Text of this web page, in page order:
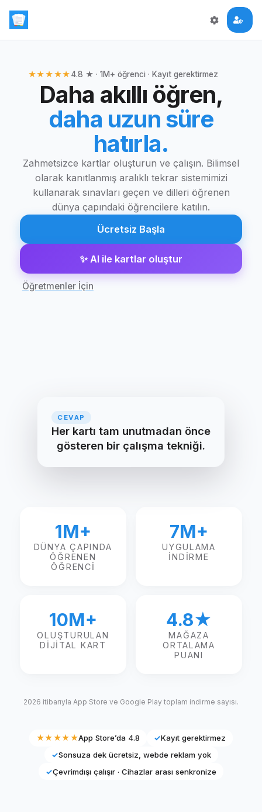
★★★★★4.8 ★ · 1M+ öğrenci · Kayıt gerektirmez
Daha akıllı öğren,
daha uzun süre
hatırla.
Zahmetsizce kartlar oluşturun ve çalışın. Bilimsel
olarak kanıtlanmış aralıklı tekrar sistemimizi
kullanarak sınavları geçen ve dilleri öğrenen
dünya çapındaki öğrencilere katılın.
Ücretsiz Başla
✨ AI ile kartlar oluştur
Öğretmenler İçin
SORU
Aralıklı tekrar nedir?
Her kartı tam unutmadan önce
gösteren bir çalışma tekniği.
1M+
DÜNYA ÇAPINDA
ÖĞRENEN
ÖĞRENCI
7M+
UYGULAMA
INDIRME
10M+
OLUŞTURULAN
DIJITAL KART
4.8★
MAĞAZA
ORTALAMA
PUANI
2026 itibarıyla App Store ve Google Play toplam indirme sayısı.
★★★★★App Store’da 4.8 ✓Kayıt gerektirmez
✓Sonsuza dek ücretsiz, webde reklam yok
✓Çevrimdışı çalışır · Cihazlar arası senkronize